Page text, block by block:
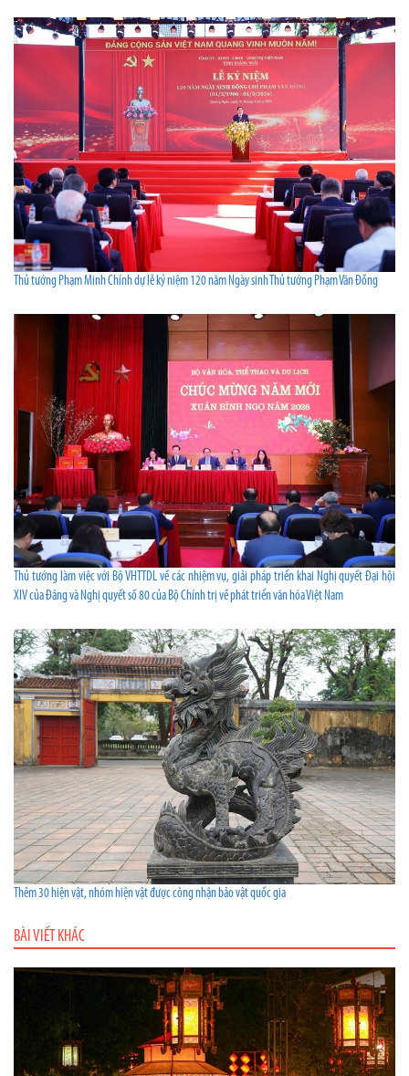
Thủ tướng Phạm Minh Chính dự lễ kỷ niệm 120 năm Ngày sinh Thủ tướng Phạm Văn Đồng
Thủ tướng làm việc với Bộ VHTTDL về các nhiệm vụ, giải pháp triển khai Nghị quyết Đại hội
XIV của Đảng và Nghị quyết số 80 của Bộ Chính trị về phát triển văn hóa Việt Nam
Thêm 30 hiện vật, nhóm hiện vật được công nhận bảo vật quốc gia
BÀI VIẾT KHÁC